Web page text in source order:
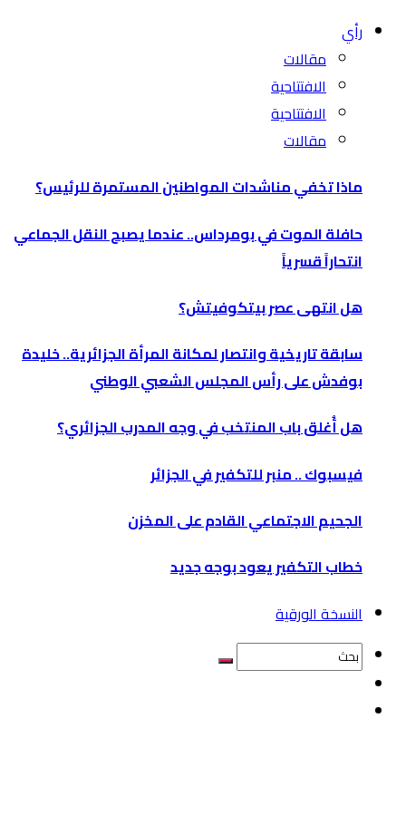
رأي
مقالات
الافتتاحية
الافتتاحية
مقالات
ماذا تخفي مناشدات المواطنين المستمرة للرئيس؟
حافلة الموت في بومرداس.. عندما يصبح النقل الجماعي
انتحاراً قسرياً
هل انتهى عصر بيتكوفيتش؟
سابقة تاريخية وانتصار لمكانة المرأة الجزائرية.. خليدة
بوفدش على رأس المجلس الشعبي الوطني
هل أُغلق باب المنتخب في وجه المدرب الجزائري؟
فيسبوك .. منبر للتكفير في الجزائر
الجحيم الاجتماعي القادم على المخزن
خطاب التكفير يعود بوجه جديد
النسخة الورقية